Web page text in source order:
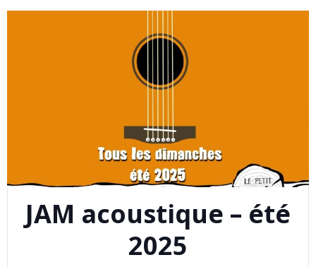
JAM acoustique – été
2025